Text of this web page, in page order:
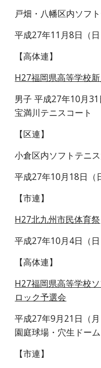
戸畑・八幡区内ソフ
平成27年11月8日（
【高体連】
H27福岡県高等学校
男子 平成27年10月
宝満川テニスコート
【区連】
小倉区内ソフトテニ
平成27年10月18日（
【市連】
H27北九州市民体育祭
平成27年10月4日（
【高体連】
H27福岡県高等学校
ロック予選会
平成27年9月21日（
園庭球場・穴生ドーム
【市連】